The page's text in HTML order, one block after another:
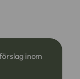
inom